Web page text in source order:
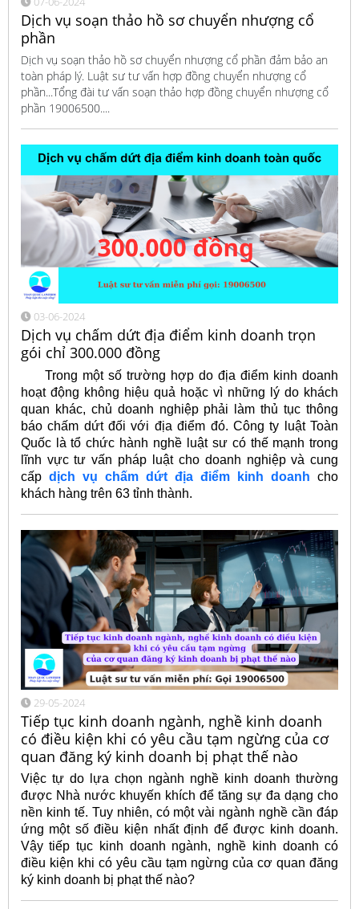
Dịch vụ soạn thảo hồ sơ chuyển nhượng cổ
phần
Dịch vụ soạn thảo hồ sơ chuyển nhượng cổ phần đảm bảo an
toàn pháp lý. Luật sư tư vấn hợp đồng chuyển nhượng cổ
phần...Tổng đài tư vấn soạn thảo hợp đồng chuyển nhượng cổ
phần 19006500....
03-06-2024
Dịch vụ chấm dứt địa điểm kinh doanh trọn
gói chỉ 300.000 đồng
Trong một số trường hợp do địa điểm kinh doanh
hoạt động không hiệu quả hoặc vì những lý do khách
quan khác, chủ doanh nghiệp phải làm thủ tục thông
báo chấm dứt đối với địa điểm đó. Công ty luật Toàn
Quốc là tổ chức hành nghề luật sư có thế mạnh trong
lĩnh vực tư vấn pháp luật cho doanh nghiệp và cung
cấp dịch vụ chấm dứt địa điểm kinh doanh cho
khách hàng trên 63 tỉnh thành.
29-05-2024
Tiếp tục kinh doanh ngành, nghề kinh doanh
có điều kiện khi có yêu cầu tạm ngừng của cơ
quan đăng ký kinh doanh bị phạt thế nào
Việc tự do lựa chọn ngành nghề kinh doanh thường
được Nhà nước khuyến khích để tăng sự đa dạng cho
nền kinh tế. Tuy nhiên, có một vài ngành nghề cần đáp
ứng một số điều kiện nhất định để được kinh doanh.
Vậy tiếp tục kinh doanh ngành, nghề kinh doanh có
điều kiện khi có yêu cầu tạm ngừng của cơ quan đăng
ký kinh doanh bị phạt thế nào?